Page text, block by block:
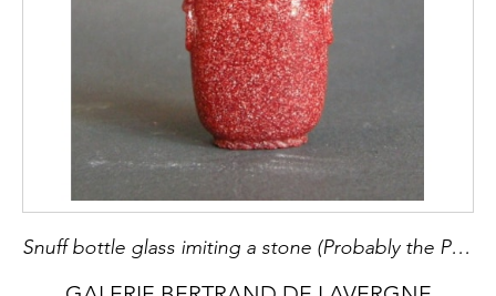
Snuff bottle glass imiting a stone (Probably the Porphyre)